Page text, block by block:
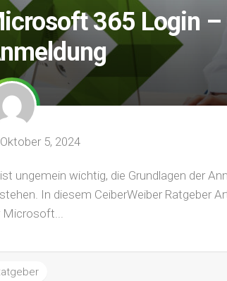
365 Login
Oktober 5, 2024
ungemein wichtig, die Grundlagen der
In diesem CeiberWeiber Ratgeber
Microsoft...